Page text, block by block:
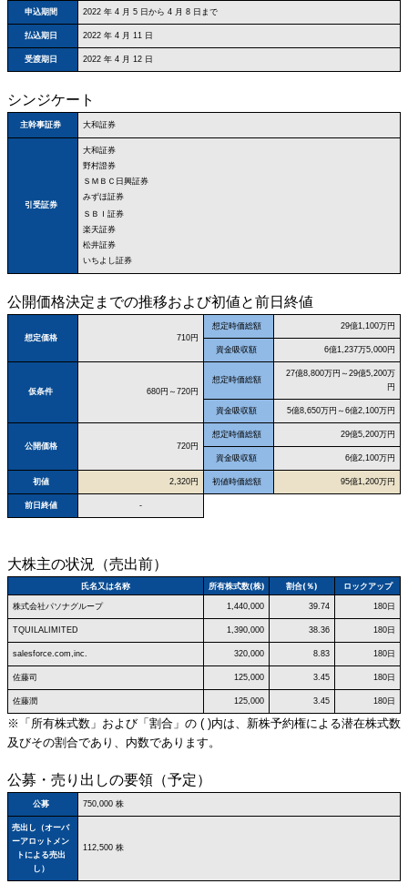
申込期間 2022 年 4 月 5 日から 4 月 8 日まで
払込期日 2022 年 4 月 11 日
受渡期日 2022 年 4 月 12 日
シンジケート
主幹事証券 大和証券
引受証券
大和証券
野村證券
ＳＭＢＣ日興証券
みずほ証券
ＳＢＩ証券
楽天証券
松井証券
いちよし証券
公開価格決定までの推移および初値と前日終値
想定価格 710円
想定時価総額 29億1,100万円
資金吸収額 6億1,237万5,000円
仮条件 680円～720円
想定時価総額
27億8,800万円～29億5,200万
円
資金吸収額 5億8,650万円～6億2,100万円
公開価格 720円
想定時価総額 29億5,200万円
資金吸収額 6億2,100万円
初値 2,320円 初値時価総額 95億1,200万円
前日終値 -
大株主の状況（売出前）
氏名又は名称 所有株式数(株) 割合(％) ロックアップ
株式会社パソナグループ 1,440,000 39.74 180日
TQUILALIMITED 1,390,000 38.36 180日
salesforce.com,inc. 320,000 8.83 180日
佐藤司 125,000 3.45 180日
佐藤潤 125,000 3.45 180日
※「所有株式数」および「割合」の ( )内は、新株予約権による潜在株式数
及びその割合であり、内数であります。
公募・売り出しの要領（予定）
公募 750,000 株
売出し（オーバ
ーアロットメン
トによる売出
し）
112,500 株